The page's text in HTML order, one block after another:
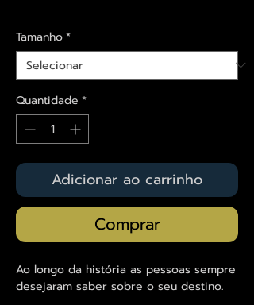
Tamanho*
Quantidade *
Adicionar ao carrinho
Comprar
Ao longo da história as pessoas sempre
desejaram saber sobre o seu destino.